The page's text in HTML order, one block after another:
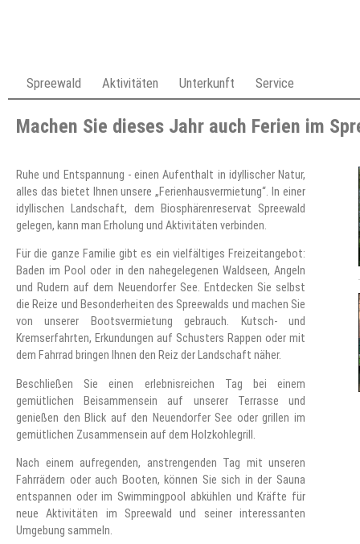
Spreewald Aktivitäten Unterkunft Service
Machen Sie dieses Jahr auch Ferien im
Ruhe und Entspannung - einen Aufenthalt in idyllischer Natur,
alles das bietet Ihnen unsere „Ferienhausvermietung“. In einer
idyllischen Landschaft, dem Biosphärenreservat Spreewald
gelegen, kann man Erholung und Aktivitäten verbinden.
Für die ganze Familie gibt es ein vielfältiges Freizeitangebot:
Baden im Pool oder in den nahegelegenen Waldseen, Angeln
und Rudern auf dem Neuendorfer See. Entdecken Sie selbst
die Reize und Besonderheiten des Spreewalds und machen Sie
von unserer Bootsvermietung gebrauch. Kutsch- und
Kremserfahrten, Erkundungen auf Schusters Rappen oder mit
dem Fahrrad bringen Ihnen den Reiz der Landschaft näher.
Beschließen Sie einen erlebnisreichen Tag bei einem
gemütlichen Beisammensein auf unserer Terrasse und
genießen den Blick auf den Neuendorfer See oder grillen im
gemütlichen Zusammensein auf dem Holzkohlegrill.
Nach einem aufregenden, anstrengenden Tag mit unseren
Fahrrädern oder auch Booten, können Sie sich in der Sauna
entspannen oder im Swimmingpool abkühlen und Kräfte für
neue Aktivitäten im Spreewald und seiner interessanten
Umgebung sammeln.